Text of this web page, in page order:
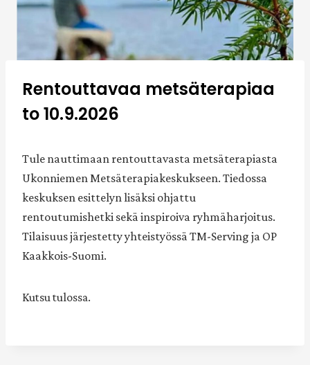
Rentouttavaa metsäterapiaa
to 10.9.2026
Tule nauttimaan rentouttavasta metsäterapiasta
Ukonniemen Metsäterapiakeskukseen. Tiedossa
keskuksen esittelyn lisäksi ohjattu
rentoutumishetki sekä inspiroiva ryhmäharjoitus.
Tilaisuus järjestetty yhteistyössä TM-Serving ja OP
Kaakkois-Suomi.
Kutsu tulossa.